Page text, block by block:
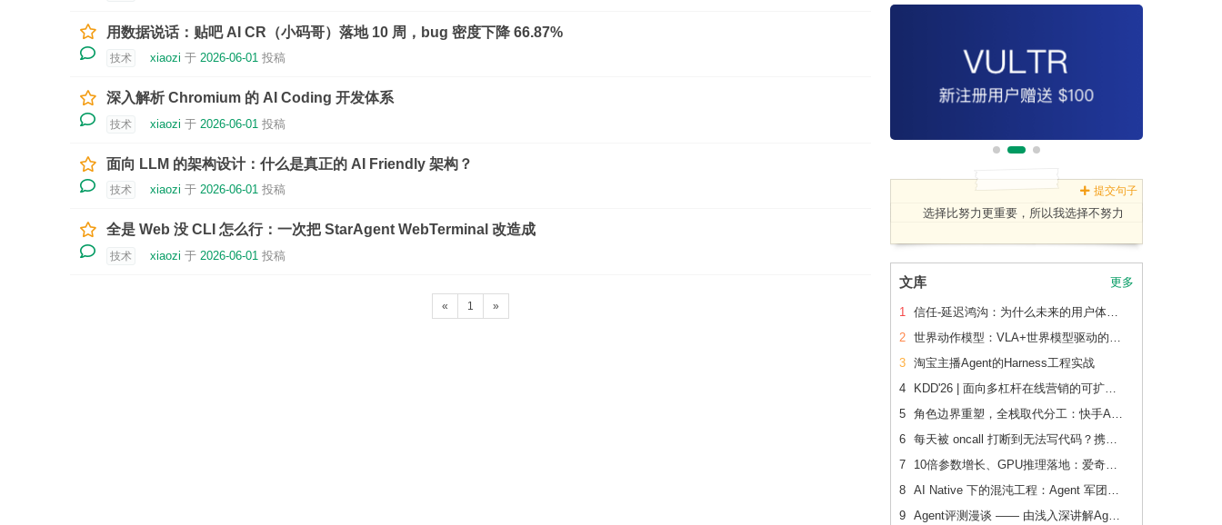
用数据说话：贴吧 AI CR（小码哥）落地 10 周，bug 密度下降 66.87%
技术 xiaozi 于 2026-06-01 投稿
深入解析 Chromium 的 AI Coding 开发体系
技术 xiaozi 于 2026-06-01 投稿
面向 LLM 的架构设计：什么是真正的 AI Friendly 架构？
技术 xiaozi 于 2026-06-01 投稿
全是 Web 没 CLI 怎么行：一次把 StarAgent WebTerminal 改造成
技术 xiaozi 于 2026-06-01 投稿
« 1 »
提交句子
选择比努力更重要，所以我选择不努力
文库 更多
1
信任-延迟鸿沟：为什么未来的用户体验会刻意变慢
2
世界动作模型：VLA+世界模型驱动的Physical AI 后训练范式跃迁
3 淘宝主播Agent的Harness工程实战
4
KDD'26 | 面向多杠杆在线营销的可扩展、可追踪联合 增量建模
5
角色边界重塑，全栈取代分工：快手AI生产力体系成形
6
每天被 oncall 打断到无法写代码？携程机票前端用这套方法把重复问题解决了2/3
7
10倍参数增长、GPU推理落地：爱奇艺广告CVR模型的升级之路
8
AI Native 下的混沌工程：Agent 军团如何重新定义系统韧性验证
9
Agent评测漫谈 —— 由浅入深讲解Agent评测